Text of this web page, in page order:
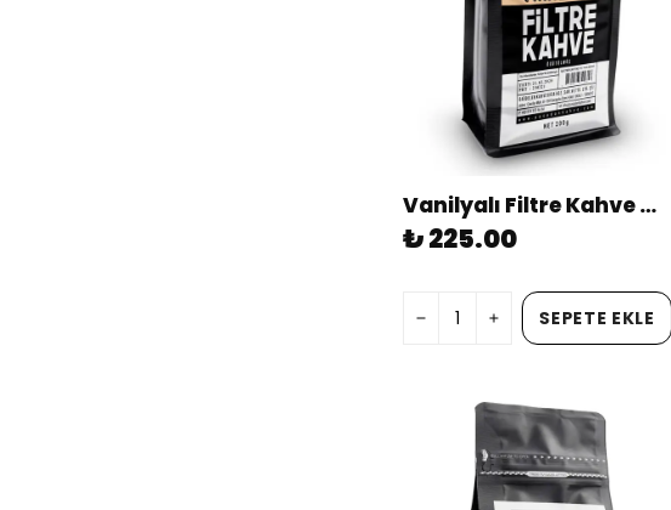
Vanilyalı Filtre Kahve Öğütülmüş 200g (aromalı)
₺ 225.00
SEPETE EKLE